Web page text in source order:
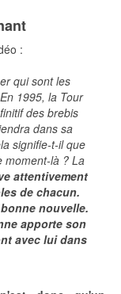
:
qui sont les
1995, la Tour
des brebis
dans sa
signifie-t-il que
moment-là ? La
attentivement
de chacun.
nouvelle.
apporte son
avec lui dans